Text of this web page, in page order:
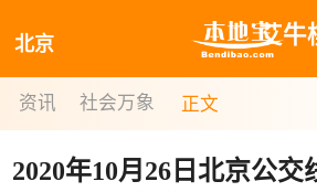
北京 艾牛
资讯 社会万象 正文
2020年10月26日北京公交